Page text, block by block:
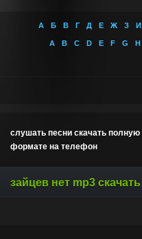
А Б В Г Д Е Ж З И
A B C D E F G H
слушать песни скачать полную
формате на телефон
зайцев нет mp3